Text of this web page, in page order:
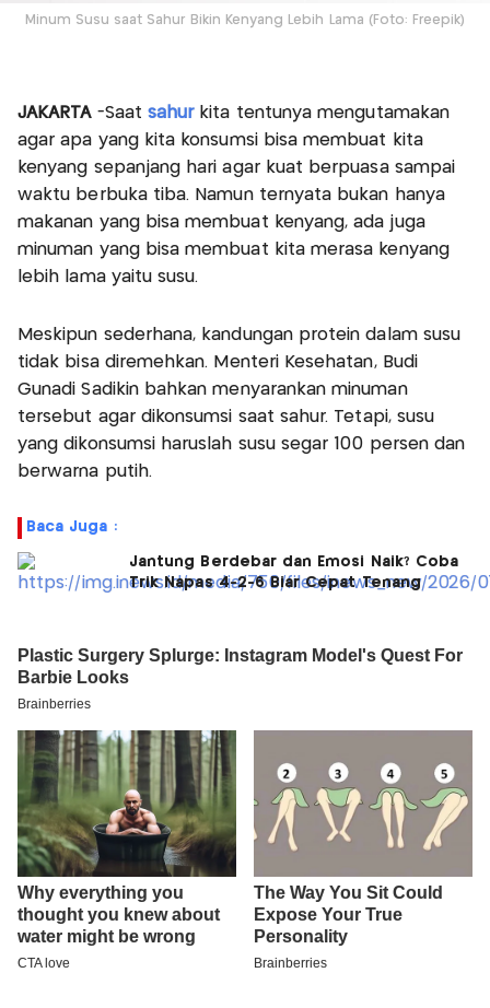
Minum Susu saat Sahur Bikin Kenyang Lebih Lama (Foto: Freepik)
JAKARTA-Saat sahurkita tentunya mengutamakan
agar apa yang kita konsumsi bisa membuat kita
kenyang sepanjang hari agar kuat berpuasa sampai
waktu berbuka tiba. Namun ternyata bukan hanya
makanan yang bisa membuat kenyang, ada juga
minuman yang bisa membuat kita merasa kenyang
lebih lama yaitu susu.
Meskipun sederhana, kandungan protein dalam susu
tidak bisa diremehkan. Menteri Kesehatan, Budi
Gunadi Sadikin bahkan menyarankan minuman
tersebut agar dikonsumsi saat sahur. Tetapi, susu
yang dikonsumsi haruslah susu segar 100 persen dan
berwarna putih.
Baca Juga :
Jantung Berdebar dan Emosi Naik? Coba
Trik Napas 4-2-6 Biar Cepat Tenang